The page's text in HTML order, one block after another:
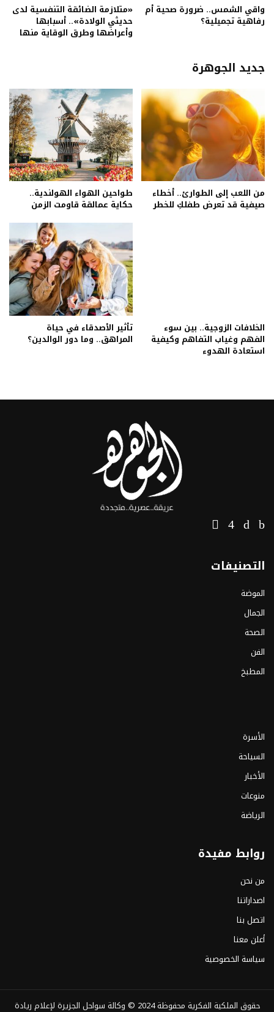
واقي الشمس.. ضرورة صحية أم
رفاهية تجميلية؟
«متلازمة الضائقة التنفسية لدى
حديثي الولادة».. أسبابها
وأعراضها وطرق الوقاية منها
جديد الجوهرة
من اللعب إلى الطوارئ.. أخطاء
صيفية قد تعرض طفلكِ للخطر
طواحين الهواء الهولندية..
حكاية عمالقة قاومت الزمن
الخلافات الزوجية.. بين سوء
الفهم وغياب التفاهم وكيفية
استعادة الهدوء
تأثير الأصدقاء في حياة
المراهق.. وما دور الوالدين؟
التصنيفات
الموضة
الجمال
الصحة
الفن
المطبخ
الأسرة
السياحة
الأخبار
منوعات
الرياضة
روابط مفيدة
من نحن
اصداراتنا
اتصل بنا
أعلن معنا
سياسة الخصوصية
حقوق الملكية الفكرية محفوظة 2024 ©
وكالة سواحل الجزيرة لإعلام ريادة